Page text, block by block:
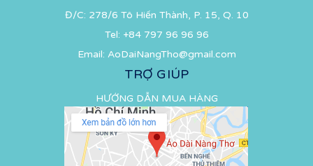
Đ/C: 278/6 Tô Hiến Thành, P. 15, Q. 10
Tel: +84 797 96 96 96
Email: AoDaiNangTho@gmail.com
TRỢ GIÚP
HƯỚNG DẪN MUA HÀNG